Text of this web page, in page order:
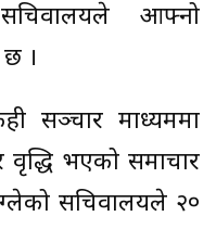
आफ्नो
।
सञ्चार माध्यममा
वृद्धि भएको समाचार
सचिवालयले २०